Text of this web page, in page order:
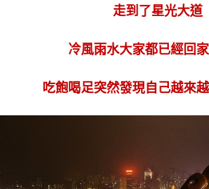
走到了星光大道
冷風雨水大家都已經回
吃飽喝足突然發現自己越來